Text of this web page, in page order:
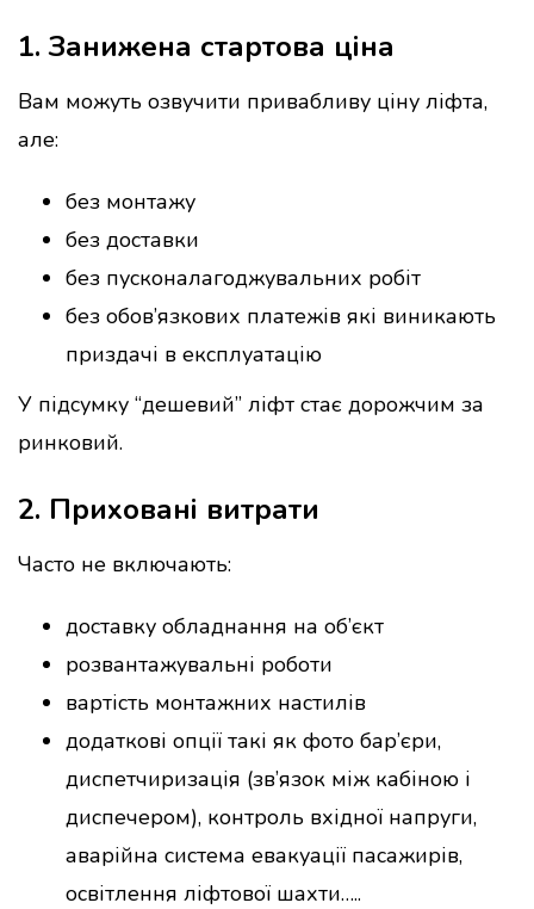
1. Занижена стартова ціна
Вам можуть озвучити привабливу ціну ліфта,
але:
без монтажу
без доставки
без пусконалагоджувальних робіт
без обов’язкових платежів які виникають
приздачі в експлуатацію
У підсумку “дешевий” ліфт стає дорожчим за
ринковий.
2. Приховані витрати
Часто не включають:
доставку обладнання на об’єкт
розвантажувальні роботи
вартість монтажних настилів
додаткові опції такі як фото бар’єри,
диспетчиризація (зв’язок між кабіною і
диспечером), контроль вхідної напруги,
аварійна система евакуації пасажирів,
освітлення ліфтової шахти…..